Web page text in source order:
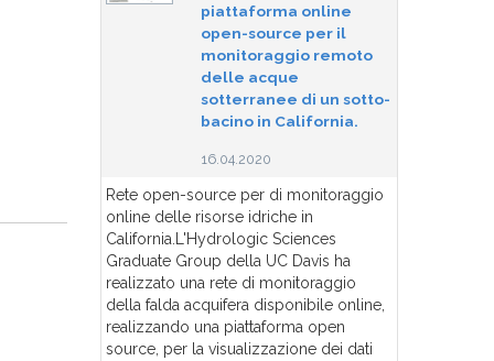
piattaforma online
open-source per il
monitoraggio remoto
delle acque
sotterranee di un sotto-
bacino in California.
16.04.2020
Rete open-source per di monitoraggio
online delle risorse idriche in
California.L'Hydrologic Sciences
Graduate Group della UC Davis ha
realizzato una rete di monitoraggio
della falda acquifera disponibile online,
realizzando una piattaforma open
source, per la visualizzazione dei dati